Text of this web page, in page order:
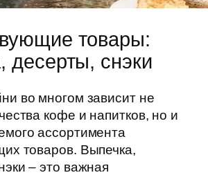
товары:
десерты, снэки
во многом зависит не
кофе и напитков, но и
ассортимента
товаров. Выпечка,
– это важная